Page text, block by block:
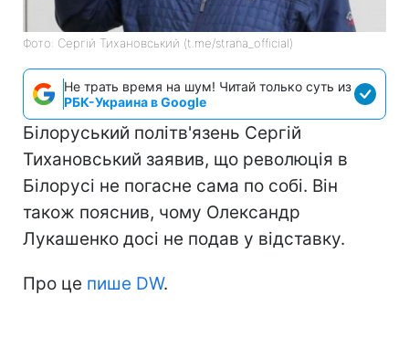
Фото: Сергій Тихановський (t.me/strana_official)
Не трать время на шум! Читай только суть из
РБК-Украина в Google
Білоруський політв'язень Сергій
Тихановський заявив, що революція в
Білорусі не погасне сама по собі. Він
також пояснив, чому Олександр
Лукашенко досі не подав у відставку.
Про це пише DW.